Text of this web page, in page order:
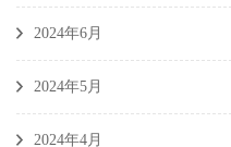
2024年6月
2024年5月
2024年4月